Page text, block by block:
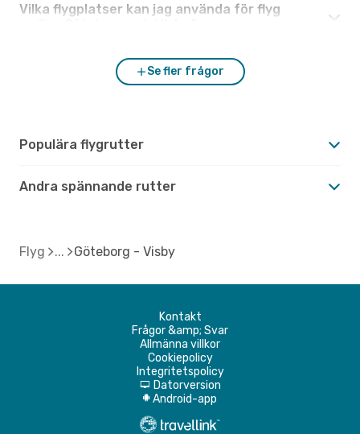
Vilka flygplatser kan jag använda för flyg
Se fler frågor
Populära flygrutter
Andra spännande rutter
Flyg Göteborg - Visby
Kontakt
Frågor &amp; Svar
Allmänna villkor
Cookiepolicy
Integritetspolicy
d Datorversion
A Android-app